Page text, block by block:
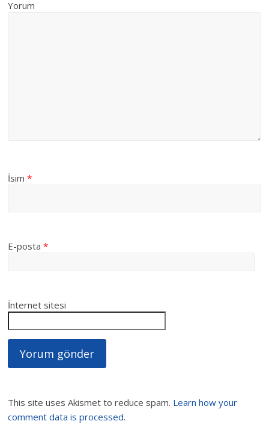
Yorum
İsim*
E-posta*
İnternet sitesi
This site uses Akismet to reduce spam. Learn how your
comment data is processed.